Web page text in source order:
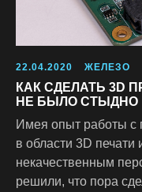
22.04.2020 ЖЕЛЕЗО
КАК СДЕЛАТЬ 3D
НЕ БЫЛО СТЫДНО
Имея опыт работы
в области 3D
некачественным
решили, что пора